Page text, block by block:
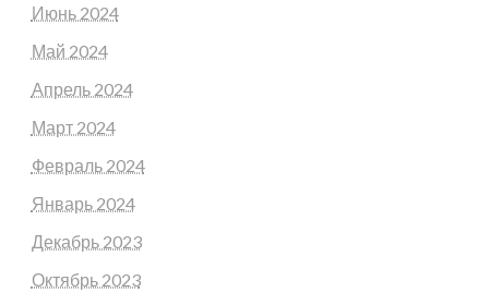
Июнь 2024
Май 2024
Апрель 2024
Март 2024
Февраль 2024
Январь 2024
Декабрь 2023
Октябрь 2023